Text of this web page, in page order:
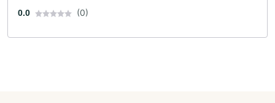
0.0 (0)